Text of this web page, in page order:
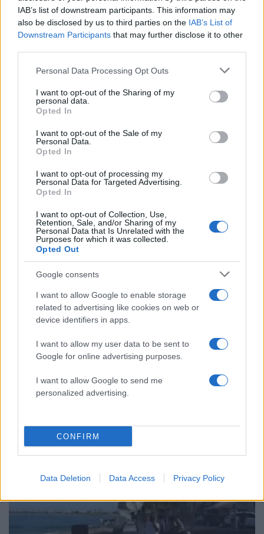
IAB’s list of downstream participants. This information may
also be disclosed by us to third parties on the IAB’s List of
Downstream Participants that may further disclose it to other
Please note that this website/app uses one or more Google
not limited to your visit or usage behaviour. You may click to
grant or deny consent to Google and its third-party tags to
use your data for below specified purposes in below Google
consent section.
Personal Data Processing Opt Outs
I want to opt-out of the Sharing of my
personal data.
Opted In
I want to opt-out of the Sale of my
Personal Data.
Opted In
I want to opt-out of processing my
Personal Data for Targeted Advertising.
Opted In
I want to opt-out of Collection, Use,
Retention, Sale, and/or Sharing of my
Personal Data that Is Unrelated with the
Purposes for which it was collected.
Opted Out
Google consents
I want to allow Google to enable storage
related to advertising like cookies on web or
device identifiers in apps.
I want to allow my user data to be sent to
Google for online advertising purposes.
I want to allow Google to send me
personalized advertising.
CONFIRM
Data Deletion Data Access Privacy Policy
09:2010.11.23
Ξύπνησε και βρήκε νεκρή τη γυναίκα του - Το
αποκαλύπτεται στον Βόλο
10.11.23
Τα ψεύτικα προφίλ που άνοιξε στο Facebook
την στέλνουν στη φυλακή - Καταδίκη για
γυναίκα στην Καβάλα